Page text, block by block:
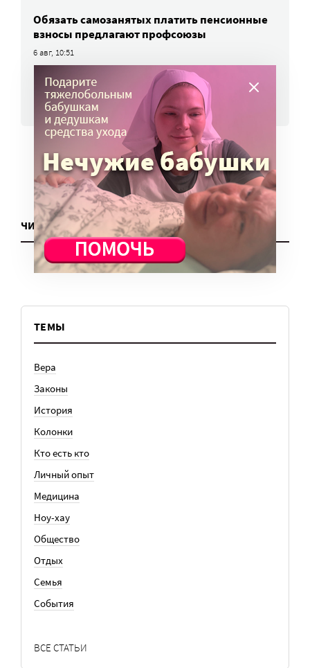
Обязать самозанятых платить пенсионные
взносы предлагают профсоюзы
6 авг, 10:51
ВСЕ НОВОСТИ
ЧИТАТЬ ЕЩЕ
ТЕМЫ
Вера
Законы
История
Колонки
Кто есть кто
Личный опыт
Медицина
Ноу-хау
Общество
Отдых
Семья
События
ВСЕ СТАТЬИ